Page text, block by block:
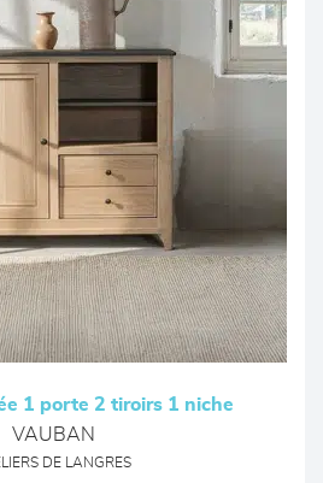
1 porte 2 tiroirs 1 niche
VAUBAN
DE LANGRES